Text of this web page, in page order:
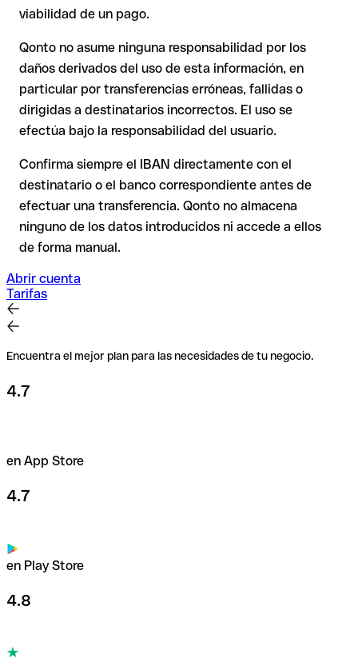
puede verificarla el propio Mcb Bank Limited o mediante una
transferencia de prueba.
destinatario ya ha retirado el dinero.
En transferencias internacionales fuera del espacio SEPA, la
recuperación es considerablemente más compleja y conlleva
comisiones .
Recomendación: Verifica cada IBAN antes de una
transferencia con nuestro IBAN Checker gratuito y, en caso
de duda, confírmalo directamente con el destinatario. Esta
precaución es especialmente importante con importes
elevados o nuevas relaciones comerciales.
viabilidad de un pago.
Qonto no asume ninguna responsabilidad por los
daños derivados del uso de esta información, en
particular por transferencias erróneas, fallidas o
dirigidas a destinatarios incorrectos. El uso se
efectúa bajo la responsabilidad del usuario.
Confirma siempre el IBAN directamente con el
destinatario o el banco correspondiente antes de
efectuar una transferencia. Qonto no almacena
ninguno de los datos introducidos ni accede a ellos
de forma manual.
Abrir cuenta
Tarifas
Encuentra el mejor plan para las necesidades de tu negocio.
4.7
en App Store
4.7
en Play Store
4.8